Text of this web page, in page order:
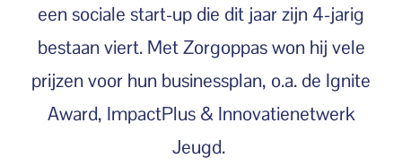
een sociale start-up die dit jaar zijn 4-jarig
bestaan viert. Met Zorgoppas won hij vele
prijzen voor hun businessplan, o.a. de Ignite
Award, ImpactPlus & Innovatienetwerk
Jeugd.